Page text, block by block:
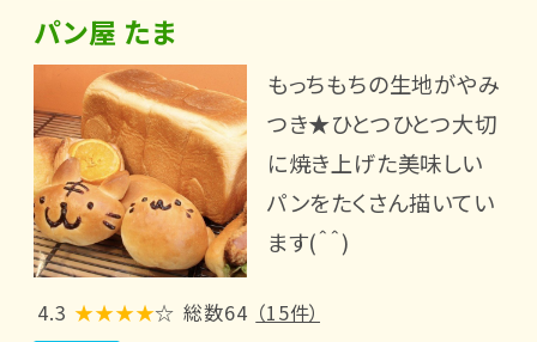
パン屋 たま
もっちもちの生地がやみ
つき★ひとつひとつ大切
に焼き上げた美味しい
パンをたくさん描いてい
ます(＾＾)
4.3 ★★★★☆ 総数64 （15件）